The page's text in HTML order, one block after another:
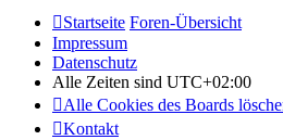
Startseite Foren-Übersicht
Impressum
Datenschutz
Alle Zeiten sind UTC+02:00
Alle Cookies des Boards
Kontakt